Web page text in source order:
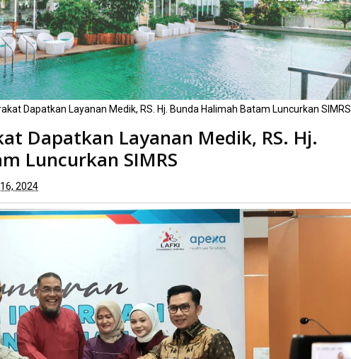
Dapatkan Layanan Medik, RS. Hj. Bunda Halimah Batam Luncurkan SIMRS
Dapatkan Layanan Medik, RS. Hj.
Luncurkan SIMRS
2024